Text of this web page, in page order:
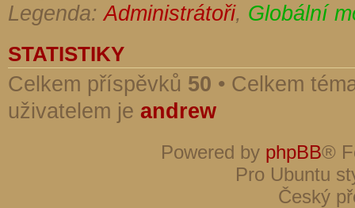
Legenda:Administrátoři, Globální
STATISTIKY
Celkem příspěvků 50 • Celkem
uživatelem je andrew
Powered by phpBB®
Pro Ubuntu
Český